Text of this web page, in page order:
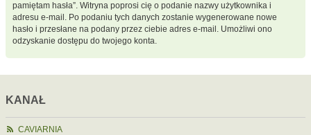
pamiętam hasła”. Witryna poprosi cię o podanie nazwy użytkownika i
adresu e-mail. Po podaniu tych danych zostanie wygenerowane nowe
hasło i przesłane na podany przez ciebie adres e-mail. Umożliwi ono
odzyskanie dostępu do twojego konta.
KANAŁ
CAVIARNIA